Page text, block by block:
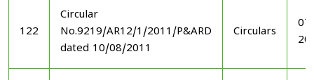
122
Circular
No.9219/AR12/1/2011/P&ARD
dated 10/08/2011
Circulars